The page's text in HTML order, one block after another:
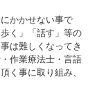
かかせない事で
く」「話す」等の
は難しくなってき
作業療法士・言語
く事に取り組み、